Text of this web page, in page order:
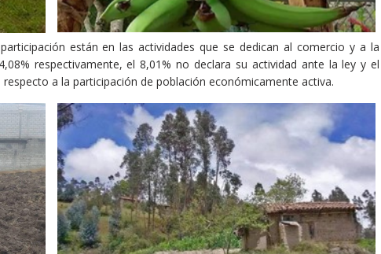
están en las actividades que se dedican al comercio y a la
respectivamente, el 8,01% no declara su actividad ante la ley y el
a la participación de población económicamente activa.